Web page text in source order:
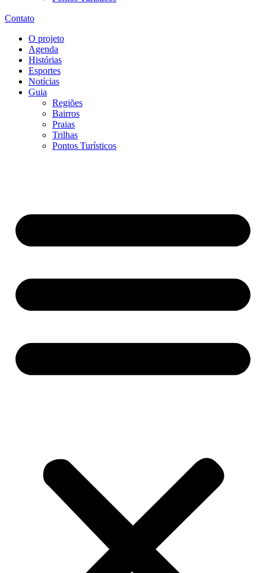
Contato
O projeto
Agenda
Histórias
Esportes
Notícias
Guia
Regiões
Bairros
Praias
Trilhas
Pontos Turísticos